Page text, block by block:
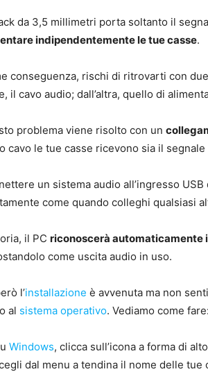
da 3,5 millimetri porta soltanto il
indipendentemente le tue casse.
conseguenza, rischi di ritrovarti con
il cavo audio; dall’altra, quello di
problema viene risolto con un
cavo le tue casse ricevono sia il
un sistema audio all’ingresso
come quando colleghi qualsiasi
il PC riconoscerà automaticamente
come uscita audio in uso.
l’installazione è avvenuta ma non
al sistema operativo. Vediamo come fare:
Windows, clicca sull’icona a forma di
dal menu a tendina il nome delle tue